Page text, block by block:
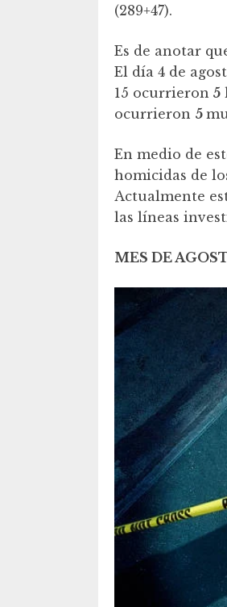
(289+47).
Es de anotar
El día 4 de
15 ocurrieron 5
ocurrieron 5
En medio de
homicidas de
Actualmente
las líneas
MES DE